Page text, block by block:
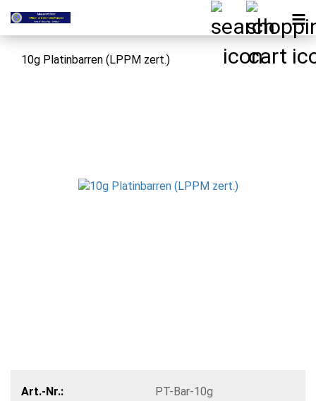
10g Platinbarren (LPPM zert.)
Art.-Nr.:
PT-Bar-10g